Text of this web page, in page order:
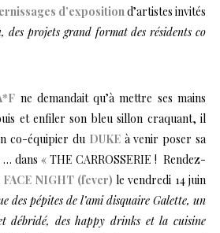
d’expositiond’artistes invités
des projets grand format des résidents co
ne demandait qu’à mettre ses mains
et enfiler son bleu sillon craquant, il
co-équipier du DUKEà venir poser sa
dans « THE CARROSSERIE ! Rendez-
FACE NIGHT (fever) le vendredi 14 juin
des pépites de l’ami disquaire Galette, un
débridé, des happy drinks et la cuisine